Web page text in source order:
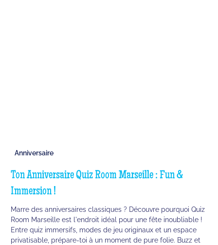
Anniversaire
Ton Anniversaire Quiz Room Marseille : Fun &
Immersion !
Marre des anniversaires classiques ? Découvre pourquoi Quiz
Room Marseille est l'endroit idéal pour une fête inoubliable !
Entre quiz immersifs, modes de jeu originaux et un espace
privatisable, prépare-toi à un moment de pure folie. Buzz et